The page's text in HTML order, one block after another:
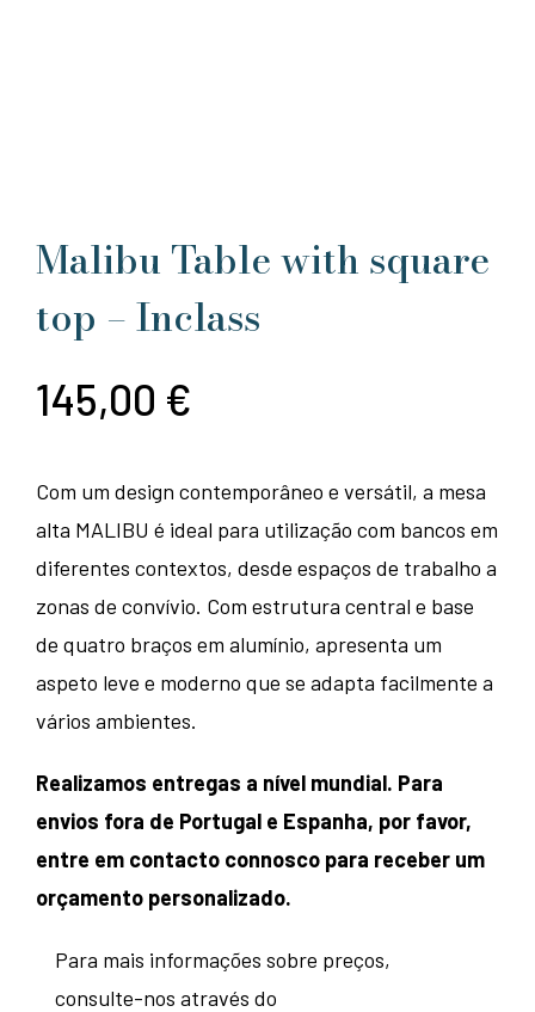
Malibu Table with square
top – Inclass
145,00 €
Com um design contemporâneo e versátil, a mesa
alta MALIBU é ideal para utilização com bancos em
diferentes contextos, desde espaços de trabalho a
zonas de convívio. Com estrutura central e base
de quatro braços em alumínio, apresenta um
aspeto leve e moderno que se adapta facilmente a
vários ambientes.
Realizamos entregas a nível mundial. Para
envios fora de Portugal e Espanha, por favor,
entre em contacto connosco para receber um
orçamento personalizado.
Para mais informações sobre preços,
consulte-nos através do